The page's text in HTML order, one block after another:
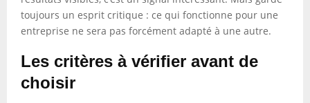
toujours un esprit critique : ce qui fonctionne pour une
entreprise ne sera pas forcément adapté à une autre.
Les critères à vérifier avant de
choisir